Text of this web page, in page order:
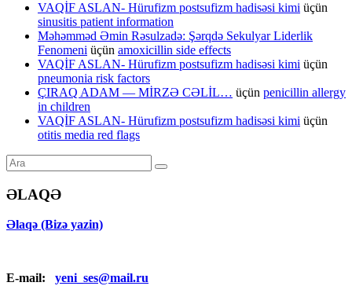
VAQİF ASLAN- Hürufizm postsufizm hadisəsi kimi üçün
sinusitis patient information
Məhəmməd Əmin Rəsulzadə: Şərqdə Sekulyar Liderlik
Fenomeni üçün amoxicillin side effects
VAQİF ASLAN- Hürufizm postsufizm hadisəsi kimi üçün
pneumonia risk factors
ÇIRAQ ADAM — MİRZƏ CƏLİL… üçün penicillin allergy
in children
VAQİF ASLAN- Hürufizm postsufizm hadisəsi kimi üçün
otitis media red flags
ƏLAQƏ
Əlaqə (Bizə yazin)
E-mail: yeni_ses@mail.ru